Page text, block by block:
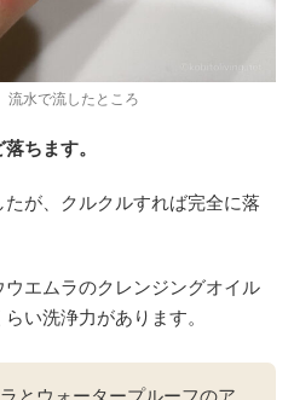
流水で流したところ
ちます。
が、クルクルすれば完全に落
エムラのクレンジングオイル
い洗浄力があります。